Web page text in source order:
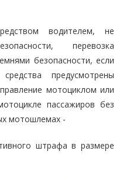
водителем, не
перевозка
безопасности, если
предусмотрены
мотоциклом или
пассажиров без
мотошлемах -
штрафа в размере